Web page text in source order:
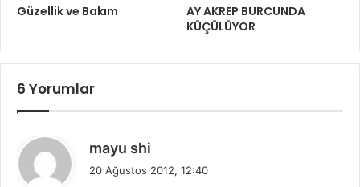
Güzellik ve Bakım
AY AKREP BURCUNDA
KÜÇÜLÜYOR
6 Yorumlar
mayu shi
20 Ağustos 2012, 12:40